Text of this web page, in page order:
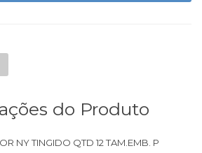
do Produto
NY TINGIDO QTD 12 TAM.EMB. P